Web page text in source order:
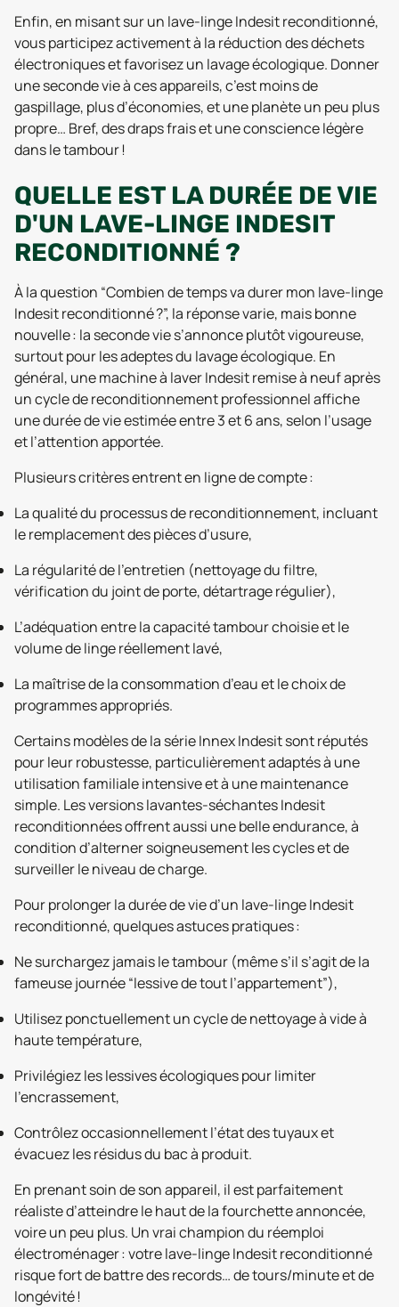
Enfin, en misant sur un lave-linge Indesit reconditionné,
vous participez activement à la réduction des déchets
électroniques et favorisez un lavage écologique. Donner
une seconde vie à ces appareils, c’est moins de
gaspillage, plus d’économies, et une planète un peu plus
propre… Bref, des draps frais et une conscience légère
dans le tambour !
QUELLE EST LA DURÉE DE VIE
D'UN LAVE-LINGE INDESIT
RECONDITIONNÉ ?
À la question “Combien de temps va durer mon lave-linge
Indesit reconditionné ?”, la réponse varie, mais bonne
nouvelle : la seconde vie s’annonce plutôt vigoureuse,
surtout pour les adeptes du lavage écologique. En
général, une machine à laver Indesit remise à neuf après
un cycle de reconditionnement professionnel affiche
une durée de vie estimée entre 3 et 6 ans, selon l’usage
et l’attention apportée.
Plusieurs critères entrent en ligne de compte :
La qualité du processus de reconditionnement, incluant
le remplacement des pièces d’usure,
La régularité de l’entretien (nettoyage du filtre,
vérification du joint de porte, détartrage régulier),
L’adéquation entre la capacité tambour choisie et le
volume de linge réellement lavé,
La maîtrise de la consommation d’eau et le choix de
programmes appropriés.
Certains modèles de la série Innex Indesit sont réputés
pour leur robustesse, particulièrement adaptés à une
utilisation familiale intensive et à une maintenance
simple. Les versions lavantes-séchantes Indesit
reconditionnées offrent aussi une belle endurance, à
condition d’alterner soigneusement les cycles et de
surveiller le niveau de charge.
Pour prolonger la durée de vie d’un lave-linge Indesit
reconditionné, quelques astuces pratiques :
Ne surchargez jamais le tambour (même s’il s’agit de la
fameuse journée “lessive de tout l’appartement”),
Utilisez ponctuellement un cycle de nettoyage à vide à
haute température,
Privilégiez les lessives écologiques pour limiter
l’encrassement,
Contrôlez occasionnellement l’état des tuyaux et
évacuez les résidus du bac à produit.
En prenant soin de son appareil, il est parfaitement
réaliste d’atteindre le haut de la fourchette annoncée,
voire un peu plus. Un vrai champion du réemploi
électroménager : votre lave-linge Indesit reconditionné
risque fort de battre des records… de tours/minute et de
longévité !